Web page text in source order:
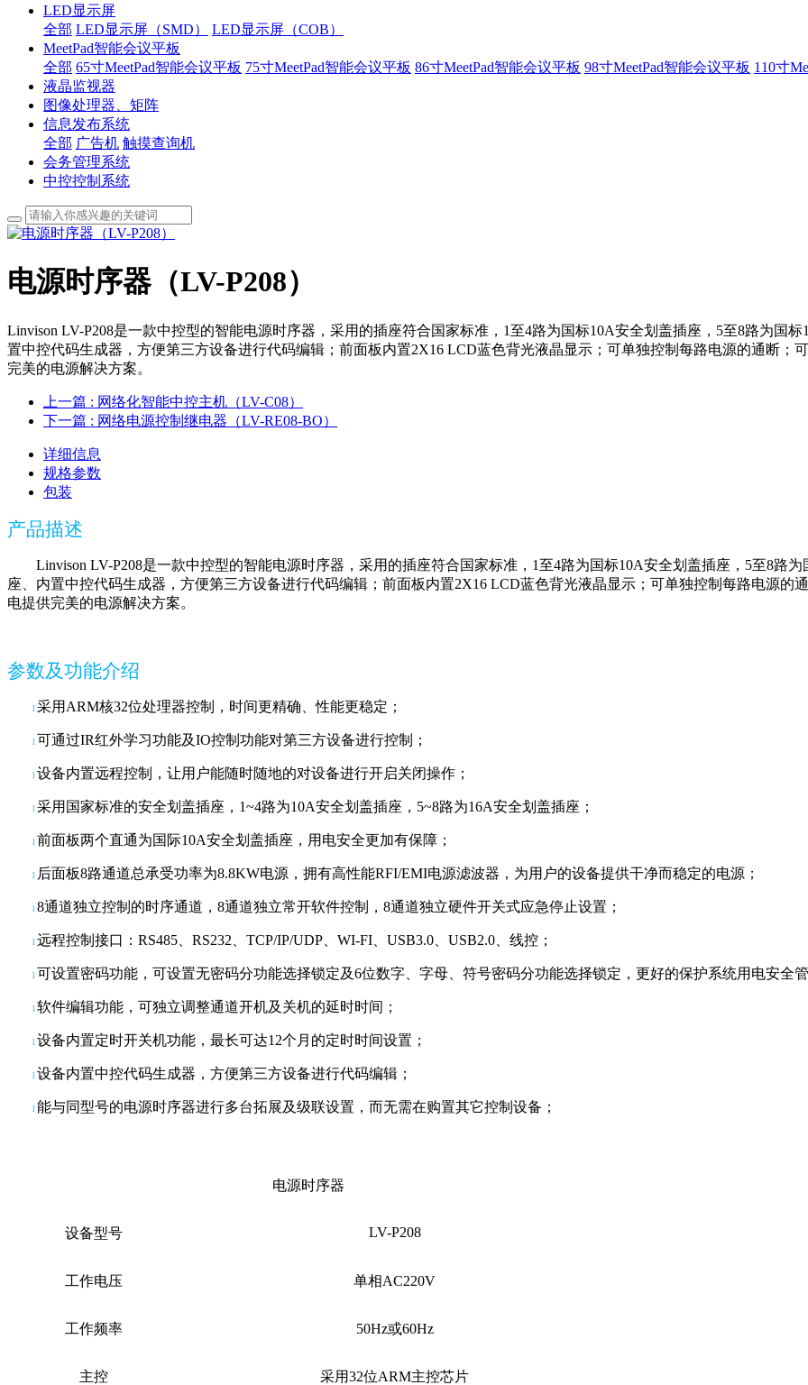
LED显示屏
全部 LED显示屏（SMD）
LED显示屏（COB）
MeetPad智能会议平板
全部 65寸MeetPad智能会议平板 75寸MeetPad智能会议平板 86寸MeetPad智能会议平板 98寸MeetPad智能会议平板 110寸
液晶监视器
图像处理器、矩阵
信息发布系统
全部 广告机 触摸查询机
会务管理系统
中控控制系统
电源时序器（LV-P208）
Linvison LV-P208是一款中控型的智能电源时序器，采用的插座符合国家标准，1至4路为国标10A安全划盖插座，5至8路为国
置中控代码生成器，方便第三方设备进行代码编辑；前面板内置2X16 LCD蓝色背光液晶显示；可单独控制每路电源的通断；
完美的电源解决方案。
上一篇 : 网络化智能中控主机（LV-C08）
下一篇 : 网络电源控制继电器（LV-RE08-BO）
详细信息
规格参数
包装
产品描述
Linvison LV-P208是一款中控型的智能电源时序器，采用的插座符合国家标准 ， 1至4路为国标10A安全划盖插座，5至8路
座、内置中控代码生成器，方便第三方设备进行代码编辑；前面板内置2X16 LCD蓝色背光液晶显示；可单独控制每路电源的
电提供完美的电源解决方案。
参数及功能介绍
l 采用 ARM核32位处理器控制，时间更精确、性能更稳定；
l 可通过IR红外学习功能及IO控制功能对第三方设备进行控制；
l 设备内置远程控制，让用户能随时随地的对设备进行开启关闭操作；
l 采用国家标准的安全划盖插座， 1~4路为10A安全划盖插座，5~8路为16A安全划盖插座；
l 前面板两个直通为国际10A安全划盖插座，用电安全更加有保障；
l 后面板8路通道总承受功率为8.8KW电源，拥有高性能RFI/EMI电源滤波器，为用户的设备提供干净而稳定的电源；
l 8通道独立控制的时序通道，8通道独立常开软件控制，8通道独立硬件开关式应急停止设置；
l 远程控制接口： RS485、RS232、TCP/IP/UDP、WI-FI、USB3.0、USB2.0、线控；
l 可设置密码功能，可设置无密码分功能选择锁定及6位数字、字母、符号密码分功能选择锁定，更好的保护系统用电安全
l 软件编辑功能，可独立调整通道开机及关机的延时时间；
l 设备内置定时开关机功能，最长可达12个月的定时时间设置；
l 设备内置中控代码生成器，方便第三方设备进行代码编辑；
l 能与同型号的电源时序器进行多台拓展及级联设置，而无需在购置其它控制设备；
电源时序器
设备型号 LV-P208
工作电压 单相AC220V
工作频率 50Hz或60Hz
主控 采用32位ARM主控芯片